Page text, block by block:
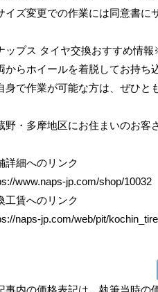
イズ変更での作業には同意書に
ップス タイヤ交換おすすめ情
からホイールを着脱してお持
身で作業が可能な方は、ぜひと
野・多摩地区にお住まいのお
詳細へのリンク
www.naps-jp.com/shop/10032
工賃へのリンク
naps-jp.com/web/pit/